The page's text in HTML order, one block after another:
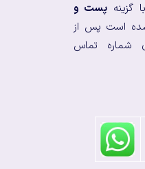
گزینه پست و
است پس از
شماره تماس